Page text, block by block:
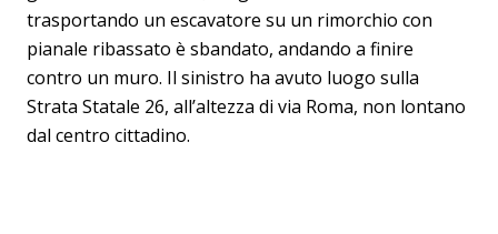
trasportando un escavatore su un rimorchio con
pianale ribassato è sbandato, andando a finire
contro un muro. Il sinistro ha avuto luogo sulla
Strata Statale 26, all’altezza di via Roma, non lontano
dal centro cittadino.